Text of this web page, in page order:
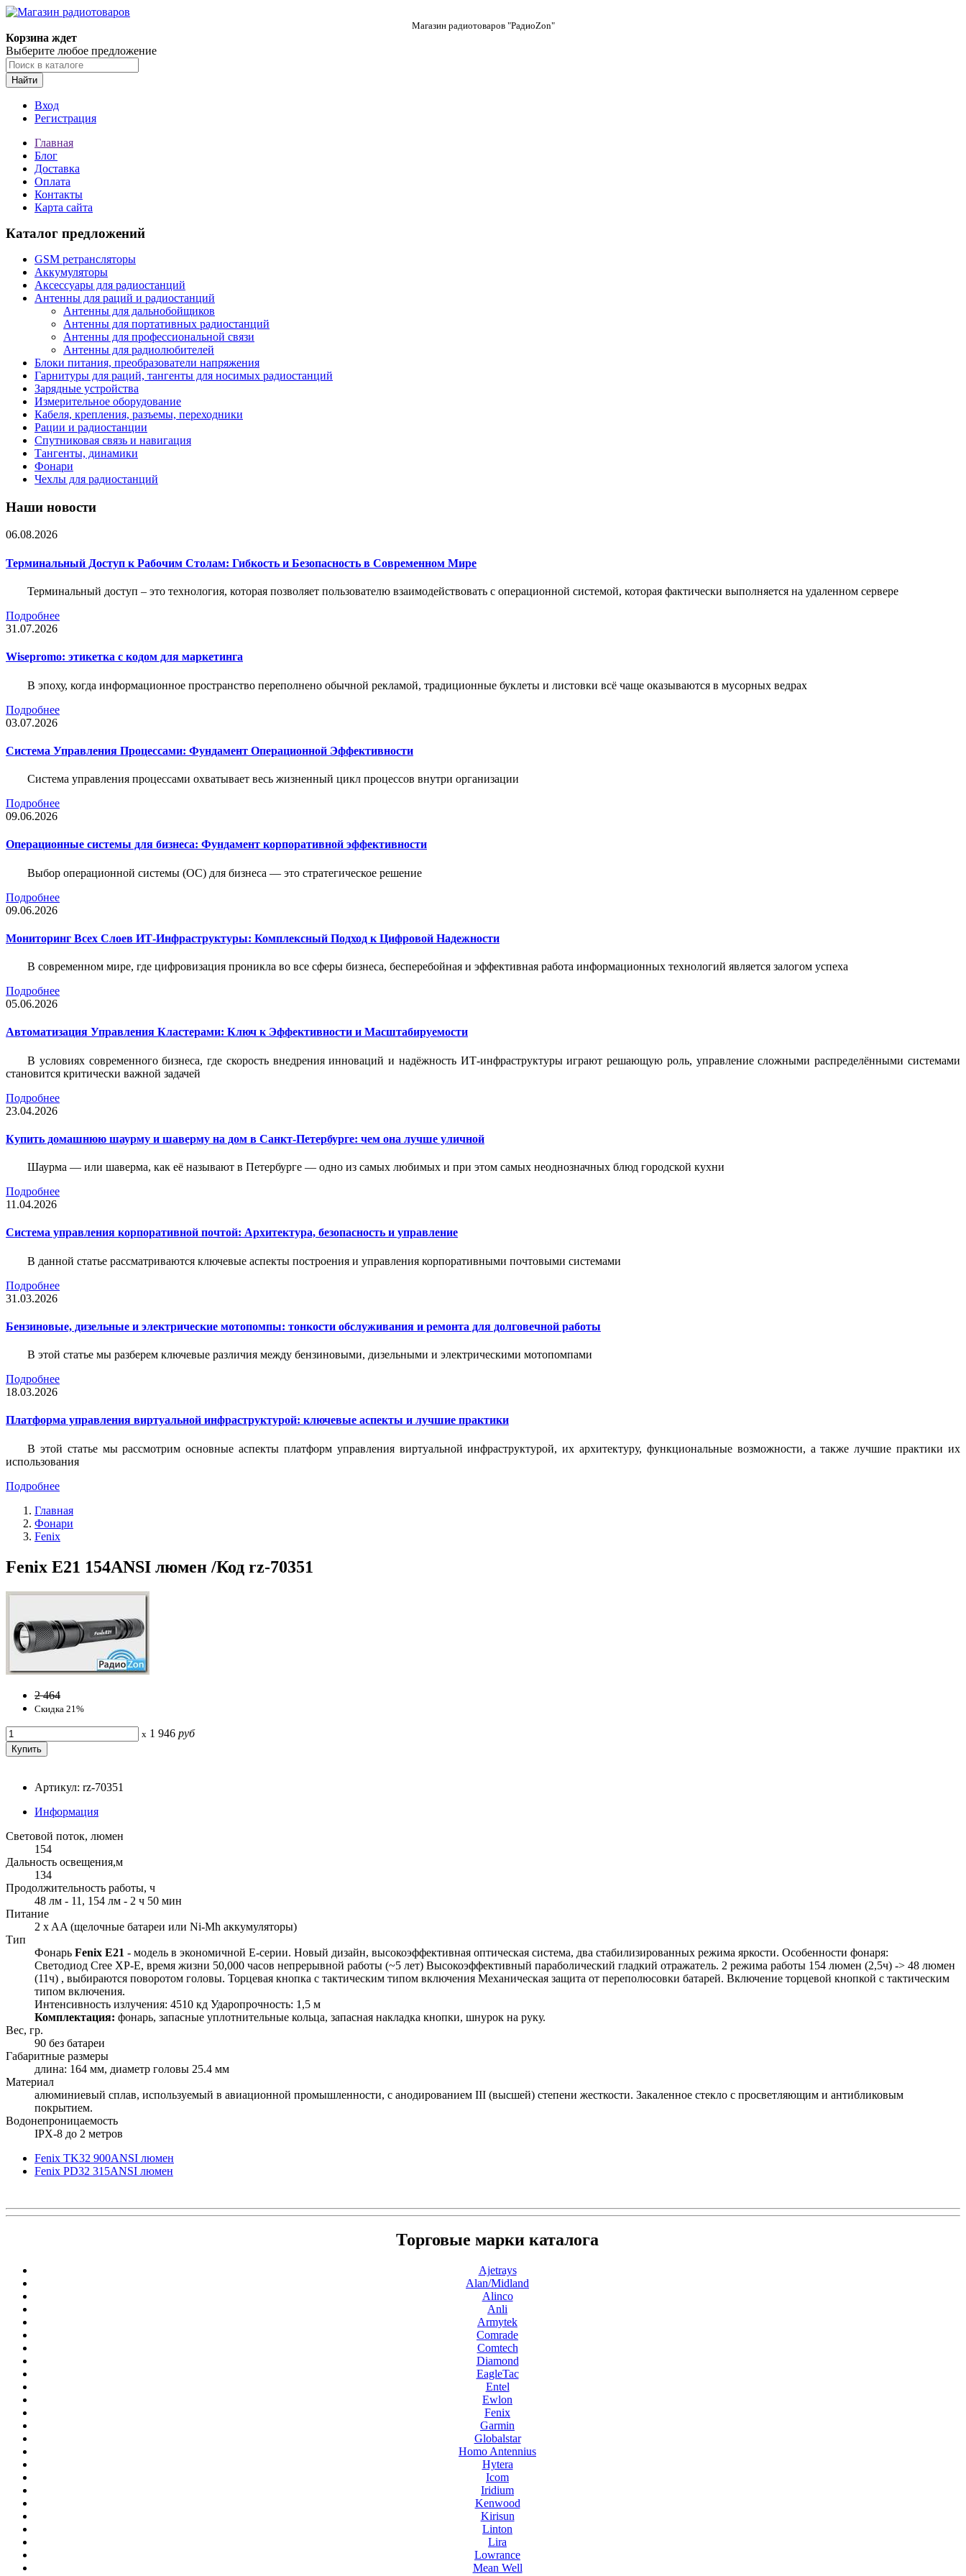
Магазин радиотоваров "РадиоZon"
Корзина ждет
Выберите любое предложение
Найти
Вход
Регистрация
Главная
Блог
Доставка
Оплата
Контакты
Карта сайта
Каталог предложений
GSM ретрансляторы
Аккумуляторы
Аксессуары для радиостанций
Антенны для раций и радиостанций
Антенны для дальнобойщиков
Антенны для портативных радиостанций
Антенны для профессиональной связи
Антенны для радиолюбителей
Блоки питания, преобразователи напряжения
Гарнитуры для раций, тангенты для носимых радиостанций
Зарядные устройства
Измерительное оборудование
Кабеля, крепления, разъемы, переходники
Рации и радиостанции
Спутниковая связь и навигация
Тангенты, динамики
Фонари
Чехлы для радиостанций
Наши новости
06.08.2026
Терминальный Доступ к Рабочим Столам: Гибкость и Безопасность в Современном Мире
Терминальный доступ – это технология, которая позволяет пользователю взаимодействовать с операционной системой, которая фактически выполняется на удаленном сервере
Подробнее
31.07.2026
Wisepromo: этикетка c кодом для маркетинга
В эпоху, когда информационное пространство переполнено обычной рекламой, традиционные буклеты и листовки всё чаще оказываются в мусорных ведрах
Подробнее
03.07.2026
Система Управления Процессами: Фундамент Операционной Эффективности
Система управления процессами охватывает весь жизненный цикл процессов внутри организации
Подробнее
09.06.2026
Операционные системы для бизнеса: Фундамент корпоративной эффективности
Выбор операционной системы (ОС) для бизнеса — это стратегическое решение
Подробнее
09.06.2026
Мониторинг Всех Слоев ИТ-Инфраструктуры: Комплексный Подход к Цифровой Надежности
В современном мире, где цифровизация проникла во все сферы бизнеса, бесперебойная и эффективная работа информационных технологий является залогом успеха
Подробнее
05.06.2026
Автоматизация Управления Кластерами: Ключ к Эффективности и Масштабируемости
В условиях современного бизнеса, где скорость внедрения инноваций и надёжность ИТ-инфраструктуры играют решающую роль, управление сложными распределёнными системами
становится критически важной задачей
Подробнее
23.04.2026
Купить домашнюю шаурму и шаверму на дом в Санкт-Петербурге: чем она лучше уличной
Шаурма — или шаверма, как её называют в Петербурге — одно из самых любимых и при этом самых неоднозначных блюд городской кухни
Подробнее
11.04.2026
Система управления корпоративной почтой: Архитектура, безопасность и управление
В данной статье рассматриваются ключевые аспекты построения и управления корпоративными почтовыми системами
Подробнее
31.03.2026
Бензиновые, дизельные и электрические мотопомпы: тонкости обслуживания и ремонта для долговечной работы
В этой статье мы разберем ключевые различия между бензиновыми, дизельными и электрическими мотопомпами
Подробнее
18.03.2026
Платформа управления виртуальной инфраструктурой: ключевые аспекты и лучшие практики
В этой статье мы рассмотрим основные аспекты платформ управления виртуальной инфраструктурой, их архитектуру, функциональные возможности, а также лучшие практики их
использования
Подробнее
Главная
Фонари
Fenix
Fenix E21 154ANSI люмен /Код rz-70351
2 464
Скидка 21%
x 1 946 руб
Артикул: rz-70351
Информация
Световой поток, люмен
154
Дальность освещения,м
134
Продолжительность работы, ч
48 лм - 11, 154 лм - 2 ч 50 мин
Питание
2 x AA (щелочные батареи или Ni-Mh аккумуляторы)
Тип
Фонарь Fenix E21 - модель в экономичной Е-серии. Новый дизайн, высокоэффективная оптическая система, два стабилизированных режима яркости. Особенности фонаря:
Светодиод Cree XP-E, время жизни 50,000 часов непрерывной работы (~5 лет) Высокоэффективный параболический гладкий отражатель. 2 режима работы 154 люмен (2,5ч) -> 48 люмен
(11ч) , выбираются поворотом головы. Торцевая кнопка с тактическим типом включения Механическая защита от переполюсовки батарей. Включение торцевой кнопкой с тактическим
типом включения.
Интенсивность излучения: 4510 кд Ударопрочность: 1,5 м
Комплектация: фонарь, запасные уплотнительные кольца, запасная накладка кнопки, шнурок на руку.
Вес, гр.
90 без батареи
Габаритные размеры
длина: 164 мм, диаметр головы 25.4 мм
Материал
алюминиевый сплав, используемый в авиационной промышленности, с анодированием III (высшей) степени жесткости. Закаленное стекло с просветляющим и антибликовым
покрытием.
Водонепроницаемость
IPX-8 до 2 метров
Fenix TK32 900ANSI люмен
Fenix PD32 315ANSI люмен
Торговые марки каталога
Ajetrays
Alan/Midland
Alinco
Anli
Armytek
Comrade
Comtech
Diamond
EagleTac
Entel
Ewlon
Fenix
Garmin
Globalstar
Homo Antennius
Hytera
Icom
Iridium
Kenwood
Kirisun
Linton
Lira
Lowrance
Mean Well